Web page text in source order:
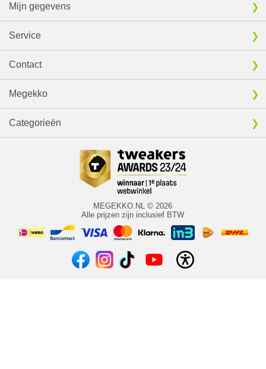
Mijn gegevens
Service
Contact
Megekko
Categorieën
MEGEKKO.NL © 2026
Alle prijzen zijn inclusief BTW